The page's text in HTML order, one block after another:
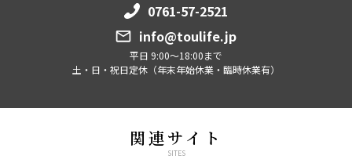
0761-57-2521
info@toulife.jp
平日 9:00～18:00まで
土・日・祝日定休（年末年始休業・臨時休業有）
関連サイト
SITES